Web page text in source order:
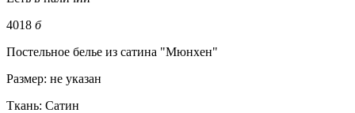
4018 б
Постельное белье из сатина "Мюнхен"
Размер: не указан
Ткань: Сатин